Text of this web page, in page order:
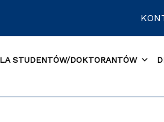
STUDENTÓW/DOKTORANTÓW